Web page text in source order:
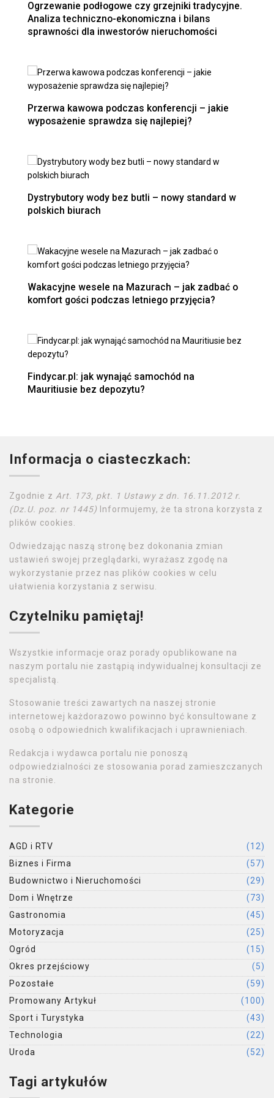
Ogrzewanie podłogowe czy grzejniki tradycyjne.
Analiza techniczno-ekonomiczna i bilans
sprawności dla inwestorów nieruchomości
Przerwa kawowa podczas konferencji – jakie
wyposażenie sprawdza się najlepiej?
Dystrybutory wody bez butli – nowy standard w
polskich biurach
Wakacyjne wesele na Mazurach – jak zadbać o
komfort gości podczas letniego przyjęcia?
Findycar.pl: jak wynająć samochód na
Mauritiusie bez depozytu?
Informacja o ciasteczkach:
Zgodnie z Art. 173, pkt. 1 Ustawy z dn. 16.11.2012 r.
(Dz.U. poz. nr 1445) Informujemy, że ta strona korzysta z
plików cookies.
Odwiedzając naszą stronę bez dokonania zmian
ustawień swojej przeglądarki, wyrażasz zgodę na
wykorzystanie przez nas plików cookies w celu
ułatwienia korzystania z serwisu.
Czytelniku pamiętaj!
Wszystkie informacje oraz porady opublikowane na
naszym portalu nie zastąpią indywidualnej konsultacji ze
specjalistą.
Stosowanie treści zawartych na naszej stronie
internetowej każdorazowo powinno być konsultowane z
osobą o odpowiednich kwalifikacjach i uprawnieniach.
Redakcja i wydawca portalu nie ponoszą
odpowiedzialności ze stosowania porad zamieszczanych
na stronie.
Kategorie
AGD i RTV
(12)
Biznes i Firma
(57)
Budownictwo i Nieruchomości
(29)
Dom i Wnętrze
(73)
Gastronomia
(45)
Motoryzacja
(25)
Ogród
(15)
Okres przejściowy
(5)
Pozostałe
(59)
Promowany Artykuł
(100)
Sport i Turystyka
(43)
Technologia
(22)
Uroda
(52)
Tagi artykułów